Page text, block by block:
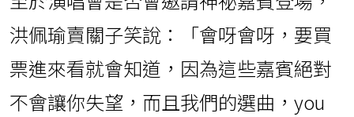
洪佩瑜賣關子笑說：「會呀會呀，要買
票進來看就會知道，因為這些嘉賓絕對
不會讓你失望，而且我們的選曲，you